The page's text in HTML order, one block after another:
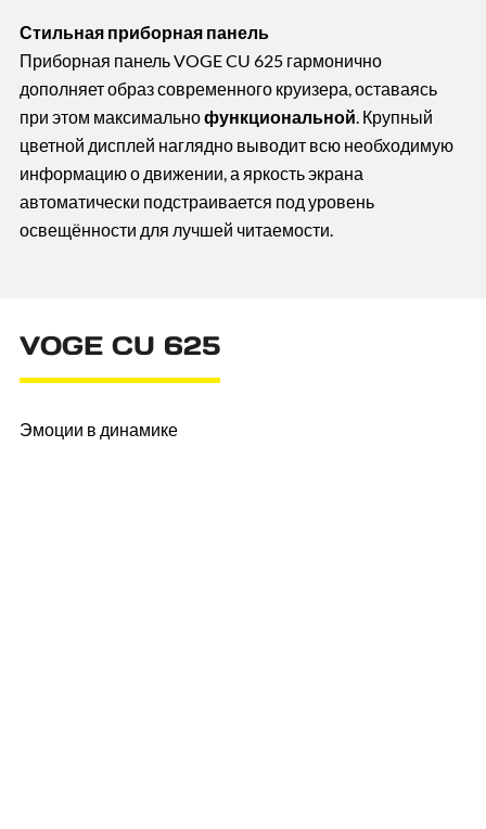
Стильная приборная панель
Приборная панель VOGE CU 625 гармонично
дополняет образ современного круизера, оставаясь
при этом максимальнофункциональной. Крупный
цветной дисплей наглядно выводит всю необходимую
информацию о движении, а яркость экрана
автоматически подстраивается под уровень
освещённости для лучшей читаемости.
VOGE CU 625
Эмоции в динамике